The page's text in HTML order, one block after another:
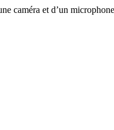
caméra et d’un